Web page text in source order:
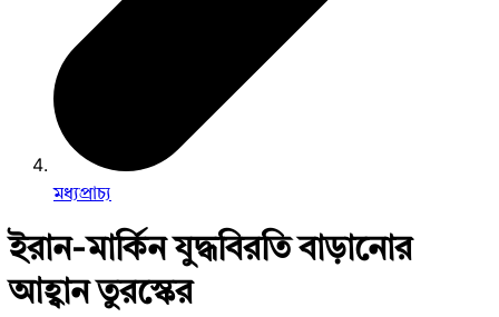
মধ্যপ্রাচ্য
ইরান-মার্কিন যুদ্ধবিরতি বাড়ানোর
আহ্বান তুরস্কের